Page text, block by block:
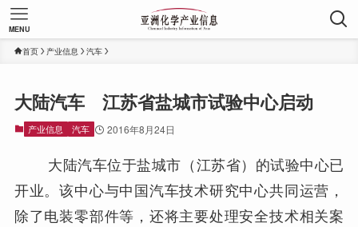
MENU
首页 产业信息 汽车
大陆汽车 江苏省盐城市试验中心启动
产业信息 汽车 2016年8月24日
大陆汽车位于盐城市（江苏省）的试验中心已
开业。该中心与中国汽车技术研究中心共同运营，
除了电装零部件等，还将主要处理安全技术相关案